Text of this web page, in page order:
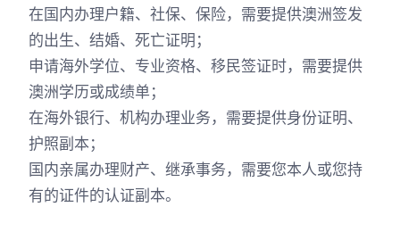
在国内办理户籍、社保、保险，需要提供澳洲签发
的出生、结婚、死亡证明；
申请海外学位、专业资格、移民签证时，需要提供
澳洲学历或成绩单；
在海外银行、机构办理业务，需要提供身份证明、
护照副本；
国内亲属办理财产、继承事务，需要您本人或您持
有的证件的认证副本。